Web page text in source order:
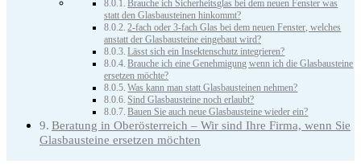
Brauche ich Sicherheitsglas bei dem neuen Fenster was
statt den Glasbausteinen hinkommt?
2-fach oder 3-fach Glas bei dem neuen Fenster, welches
anstatt der Glasbausteine eingebaut wird?
Lässt sich ein Insektenschutz integrieren?
Brauche ich eine Genehmigung wenn ich die Glasbausteine
ersetzen möchte?
Was kann man statt Glasbausteinen nehmen?
Sind Glasbausteine noch erlaubt?
Bauen Sie auch neue Glasbausteine wieder ein?
Beratung in Oberösterreich – Wir sind Ihre Firma, wenn Sie
Glasbausteine ersetzen möchten